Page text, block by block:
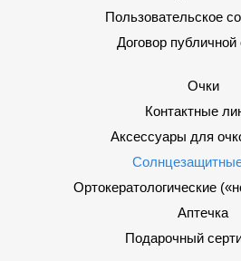
Пользовательское
Договор
Очки
Контактные
Аксессуары для
Ортокератологические
Аптечка
Подарочный